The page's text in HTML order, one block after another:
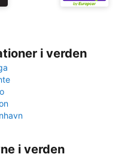
i verden
i verden